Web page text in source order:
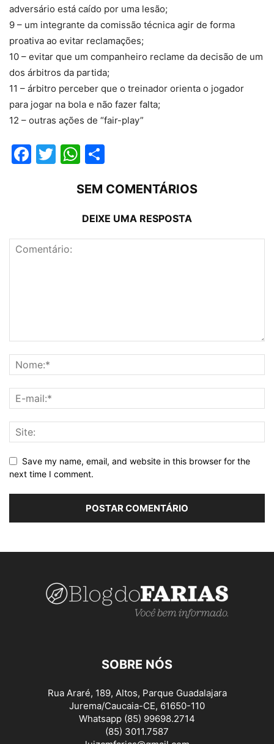
adversário está caído por uma lesão;
9 – um integrante da comissão técnica agir de forma
proativa ao evitar reclamações;
10 – evitar que um companheiro reclame da decisão de um
dos árbitros da partida;
11 – árbitro perceber que o treinador orienta o jogador
para jogar na bola e não fazer falta;
12 – outras ações de “fair-play”
Facebook
TwitterWhatsApp
SEM COMENTÁRIOS
DEIXE UMA RESPOSTA
Save my name, email, and website in this browser for the
next time I comment.
SOBRE NÓS
Rua Araré, 189, Altos, Parque Guadalajara
Jurema/Caucaia-CE, 61650-110
Whatsapp (85) 99698.2714
(85) 3011.7587